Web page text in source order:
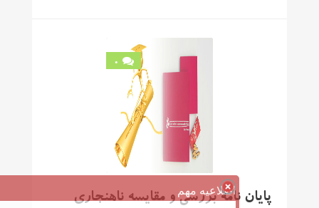
0
پایان نامه بررسی و مقایسه ناهنجاری
اطلاعیه مهم